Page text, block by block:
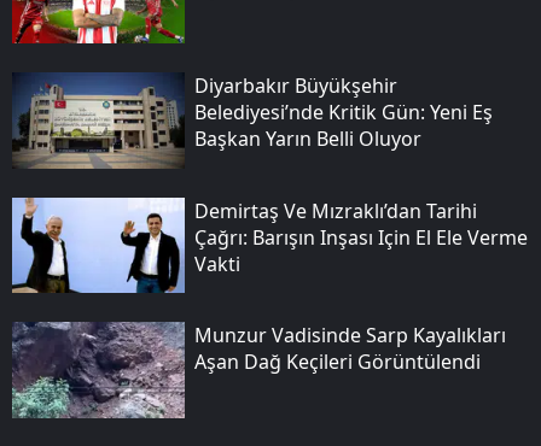
Diyarbakır Büyükşehir
Belediyesi’nde Kritik Gün: Yeni Eş
Başkan Yarın Belli Oluyor
Demirtaş Ve Mızraklı’dan Tarihi
Çağrı: Barışın Inşası Için El Ele Verme
Vakti
Munzur Vadisinde Sarp Kayalıkları
Aşan Dağ Keçileri Görüntülendi